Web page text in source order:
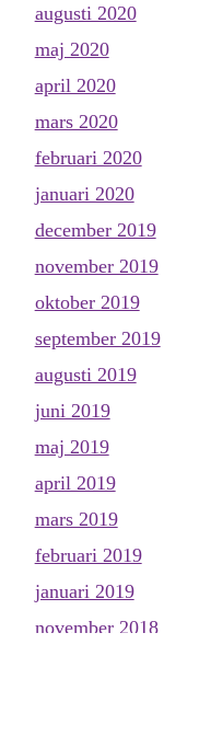
augusti 2020
maj 2020
april 2020
mars 2020
februari 2020
januari 2020
december 2019
november 2019
oktober 2019
september 2019
augusti 2019
juni 2019
maj 2019
april 2019
mars 2019
februari 2019
januari 2019
november 2018